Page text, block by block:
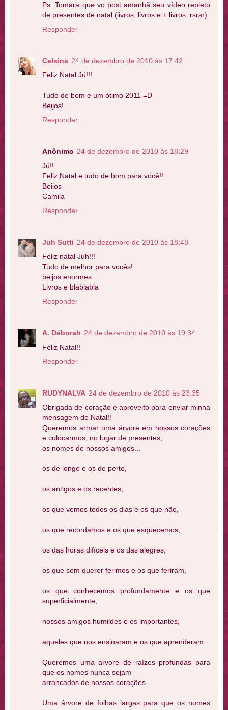
Ps: Tomara que vc post amanhã seu vídeo repleto
de presentes de natal (livros, livros e + livros..rsrsr)
Responder
Celsina 24 de dezembro de 2010 às 17:42
Feliz Natal Jú!!!
Tudo de bom e um ótimo 2011 =D
Beijos!
Responder
Anônimo 24 de dezembro de 2010 às 18:29
Jú!!
Feliz Natal e tudo de bom para você!!
Beijos
Camila
Responder
Juh Sutti 24 de dezembro de 2010 às 18:48
Feliz natal Juh!!!
Tudo de melhor para vocês!
beijos enormes
Livros e blablabla
Responder
A. Déborah 24 de dezembro de 2010 às 19:34
Feliz Natal!!
Responder
RUDYNALVA 24 de dezembro de 2010 às 23:35
Obrigada de coração e aproveito para enviar minha
mensagem de Natal!!
Queremos armar uma árvore em nossos corações
e colocarmos, no lugar de presentes,
os nomes de nossos amigos...
os de longe e os de perto,
os antigos e os recentes,
os que vemos todos os dias e os que não,
os que recordamos e os que esquecemos,
os das horas difíceis e os das alegres,
os que sem querer ferimos e os que feriram,
os que conhecemos profundamente e os que
superficialmente,
nossos amigos humildes e os importantes,
aqueles que nos ensinaram e os que aprenderam.
Queremos uma árvore de raízes profundas para
que os nomes nunca sejam
arrancados de nossos corações.
Uma árvore de folhas largas para que os nomes